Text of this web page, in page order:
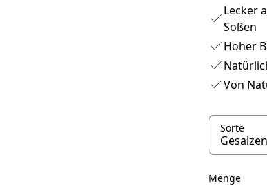
Lecker
Soßen
Hoher
Von
Sorte
Menge